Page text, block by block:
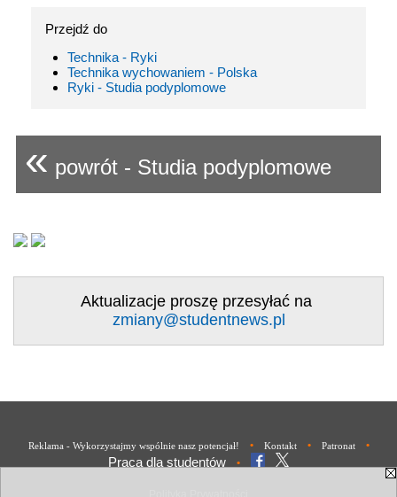
Przejdź do
Technika - Ryki
Technika wychowaniem - Polska
Ryki - Studia podyplomowe
« powrót - Studia podyplomowe
Aktualizacje proszę przesyłać na
zmiany@studentnews.pl
Reklama - Wykorzystajmy wspólnie nasz potencjał! • Kontakt • Patronat •
Praca dla studentów •